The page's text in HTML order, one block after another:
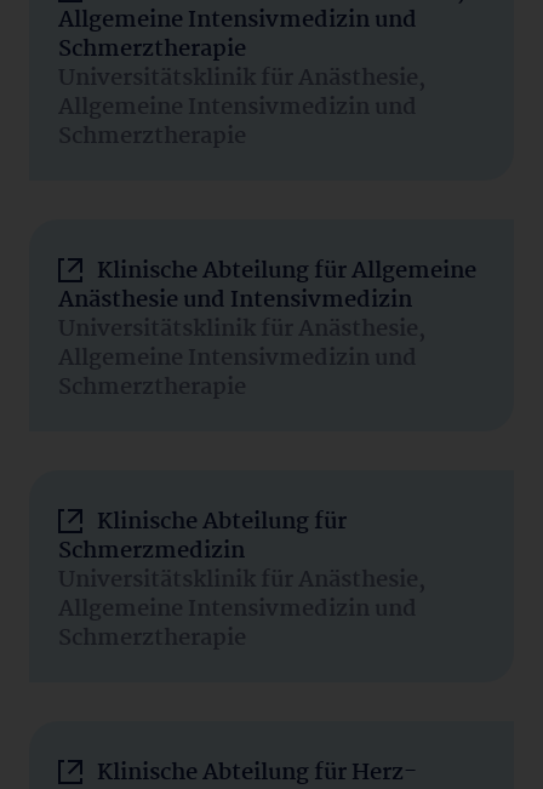
Allgemeine Intensivmedizin und
Schmerztherapie
Universitätsklinik für Anästhesie,
Allgemeine Intensivmedizin und
Schmerztherapie
Klinische Abteilung für Allgemeine
Anästhesie und Intensivmedizin
Universitätsklinik für Anästhesie,
Allgemeine Intensivmedizin und
Schmerztherapie
Klinische Abteilung für
Schmerzmedizin
Universitätsklinik für Anästhesie,
Allgemeine Intensivmedizin und
Schmerztherapie
Klinische Abteilung für Herz-